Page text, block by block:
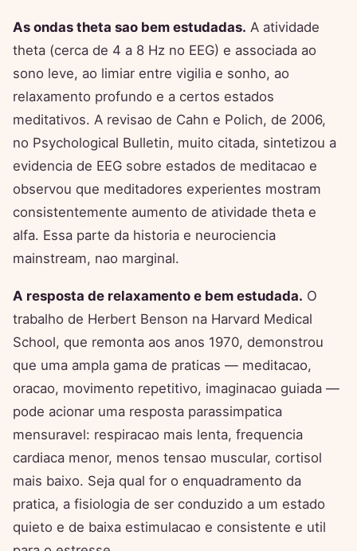
As ondas theta sao bem estudadas. A atividade
theta (cerca de 4 a 8 Hz no EEG) e associada ao
sono leve, ao limiar entre vigilia e sonho, ao
relaxamento profundo e a certos estados
meditativos. A revisao de Cahn e Polich, de 2006,
no Psychological Bulletin, muito citada, sintetizou a
evidencia de EEG sobre estados de meditacao e
observou que meditadores experientes mostram
consistentemente aumento de atividade theta e
alfa. Essa parte da historia e neurociencia
mainstream, nao marginal.
A resposta de relaxamento e bem estudada. O
trabalho de Herbert Benson na Harvard Medical
School, que remonta aos anos 1970, demonstrou
que uma ampla gama de praticas — meditacao,
oracao, movimento repetitivo, imaginacao guiada —
pode acionar uma resposta parassimpatica
mensuravel: respiracao mais lenta, frequencia
cardiaca menor, menos tensao muscular, cortisol
mais baixo. Seja qual for o enquadramento da
pratica, a fisiologia de ser conduzido a um estado
quieto e de baixa estimulacao e consistente e util